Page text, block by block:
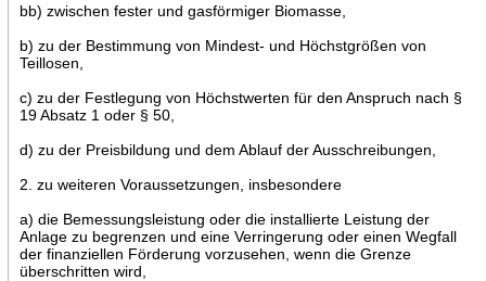
bb) zwischen fester und gasförmiger Biomasse,
b) zu der Bestimmung von Mindest- und Höchstgrößen von
Teillosen,
c) zu der Festlegung von Höchstwerten für den Anspruch nach §
19 Absatz 1 oder § 50,
d) zu der Preisbildung und dem Ablauf der Ausschreibungen,
2. zu weiteren Voraussetzungen, insbesondere
a) die Bemessungsleistung oder die installierte Leistung der
Anlage zu begrenzen und eine Verringerung oder einen Wegfall
der finanziellen Förderung vorzusehen, wenn die Grenze
überschritten wird,